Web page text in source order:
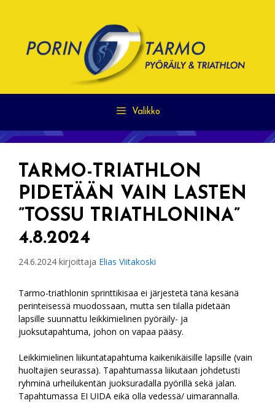
Valikko
TARMO-TRIATHLON
PIDETÄÄN VAIN LASTEN
”TOSSU TRIATHLONINA”
4.8.2024
24.6.2024 kirjoittaja Elias Viitakoski
Tarmo-triathlonin sprinttikisaa ei järjestetä tänä kesänä
perinteisessä muodossaan, mutta sen tilalla pidetään
lapsille suunnattu leikkimielinen pyöräily- ja
juoksutapahtuma, johon on vapaa pääsy.
Leikkimielinen liikuntatapahtuma kaikenikäisille lapsille (vain
huoltajien seurassa). Tapahtumassa liikutaan johdetusti
ryhminä urheilukentän juoksuradalla pyörillä sekä jalan.
Tapahtumassa EI UIDA eikä olla vedessä/ uimarannalla.